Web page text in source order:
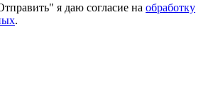
я даю согласие на обработку
.